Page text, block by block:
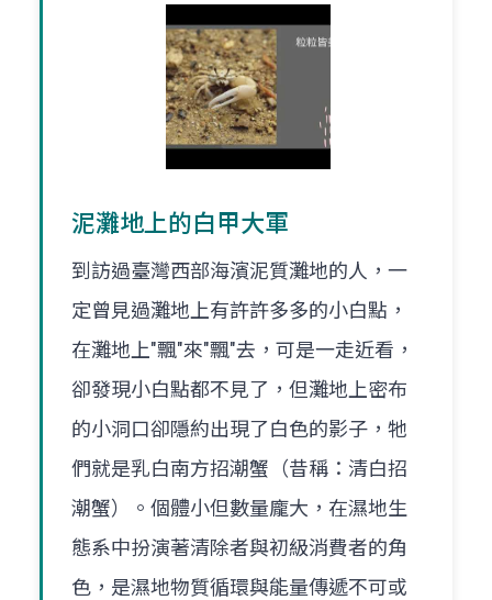
泥灘地上的白甲大軍
到訪過臺灣西部海濱泥質灘地的人，一
定曾見過灘地上有許許多多的小白點，
在灘地上"飄"來"飄"去，可是一走近看，
卻發現小白點都不見了，但灘地上密布
的小洞口卻隱約出現了白色的影子，牠
們就是乳白南方招潮蟹（昔稱：清白招
潮蟹）。個體小但數量龐大，在濕地生
態系中扮演著清除者與初級消費者的角
色，是濕地物質循環與能量傳遞不可或